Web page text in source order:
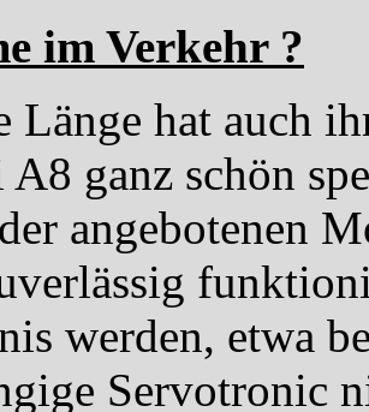
im Verkehr ?
Länge hat auch
ganz schön
angebotenen
werden, etwa
Servotronic